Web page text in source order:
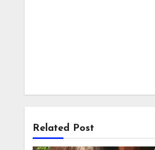
Related Post